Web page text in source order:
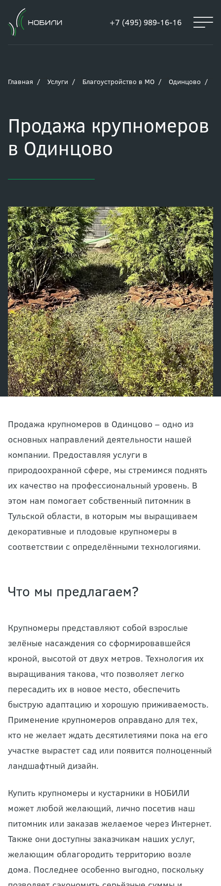
+7 (495) 989-16-16
Главная Услуги Благоустройство в МО Одинцово
Продажа крупномеров
в Одинцово
Продажа крупномеров в Одинцово – одно из
основных направлений деятельности нашей
компании. Предоставляя услуги в
природоохранной сфере, мы стремимся поднять
их качество на профессиональный уровень. В
этом нам помогает собственный питомник в
Тульской области, в которым мы выращиваем
декоративные и плодовые крупномеры в
соответствии с определёнными технологиями.
Что мы предлагаем?
Крупномеры представляют собой взрослые
зелёные насаждения со сформировавшейся
кроной, высотой от двух метров. Технология их
выращивания такова, что позволяет легко
пересадить их в новое место, обеспечить
быструю адаптацию и хорошую приживаемость.
Применение крупномеров оправдано для тех,
кто не желает ждать десятилетиями пока на его
участке вырастет сад или появится полноценный
ландшафтный дизайн.
Купить крупномеры и кустарники в НОБИЛИ
может любой желающий, лично посетив наш
питомник или заказав желаемое через Интернет.
Также они доступны заказчикам наших услуг,
желающим облагородить территорию возле
дома. Последнее особенно выгодно, поскольку